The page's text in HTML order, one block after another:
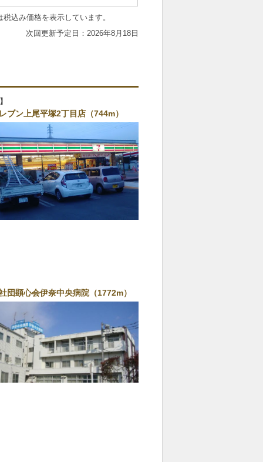
込み価格を表示しています。
2026年8月18日
ブン上尾平塚2丁目店（744m）
団顕心会伊奈中央病院（1772m）